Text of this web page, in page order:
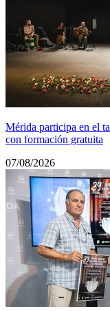
Mérida participa en el
con formación gratuita
07/08/2026